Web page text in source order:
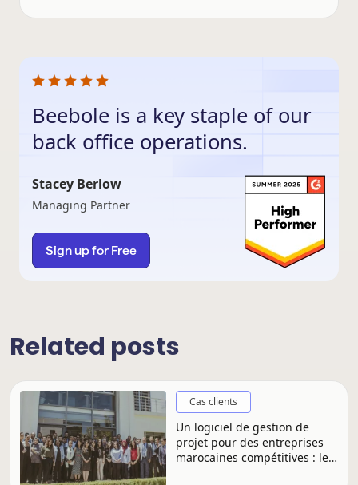
Beebole is a key staple of our
back office operations.
Stacey Berlow
Managing Partner
Sign up for Free
Related posts
Cas clients
Un logiciel de gestion de
projet pour des entreprises
marocaines compétitives : le